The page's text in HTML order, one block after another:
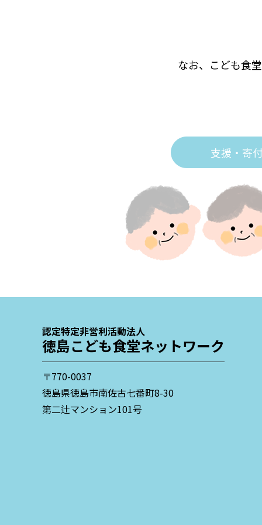
なお、こども食
支援・寄
認定特定非営利活動法人
徳島こども食堂ネットワーク
〒770-0037
徳島県徳島市南佐古七番町8-30
第二辻マンション101号